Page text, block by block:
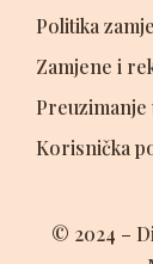
Politika
Zamjene i
Preuzimanje
Korisnička
© 2024 –